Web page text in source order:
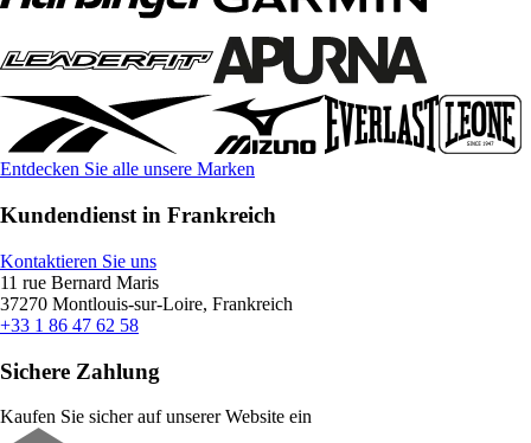
Entdecken Sie alle unsere Marken
Kundendienst in Frankreich
Kontaktieren Sie uns
11 rue Bernard Maris
37270 Montlouis-sur-Loire, Frankreich
+33 1 86 47 62 58
Sichere Zahlung
Kaufen Sie sicher auf unserer Website ein